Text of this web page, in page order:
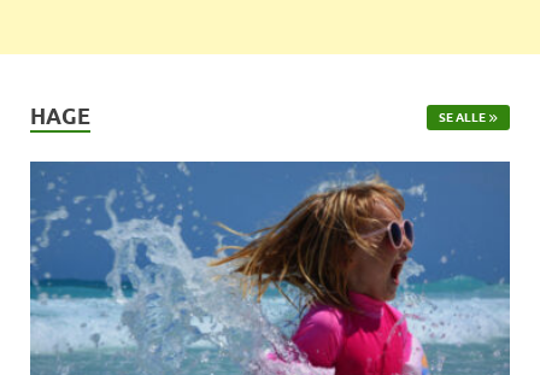
HAGE SE ALLE